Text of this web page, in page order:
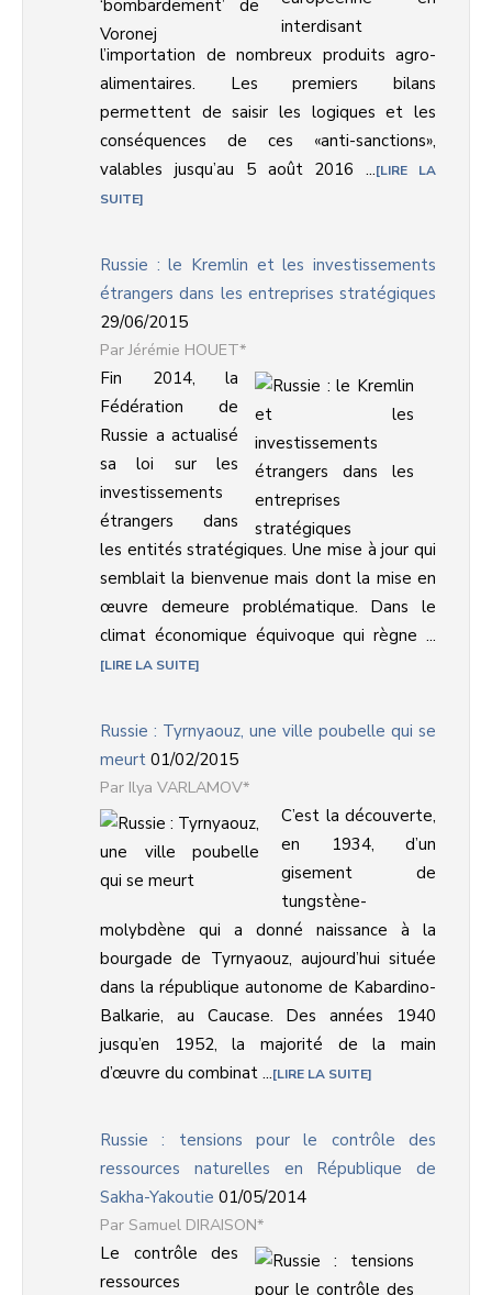
interdisant
l’importation de nombreux produits agro-
alimentaires. Les premiers bilans
permettent de saisir les logiques et les
conséquences de ces «anti-sanctions»,
valables jusqu’au 5 août 2016 ... LIRE LA
SUITE
Russie : le Kremlin et les investissements
étrangers dans les entreprises stratégiques
29/06/2015
Jérémie HOUET*
Fin 2014, la
Fédération de
Russie a actualisé
sa loi sur les
investissements
étrangers dans
les entités stratégiques. Une mise à jour qui
semblait la bienvenue mais dont la mise en
œuvre demeure problématique. Dans le
climat économique équivoque qui règne ...
LIRE LA SUITE
Russie : Tyrnyaouz, une ville poubelle qui se
meurt 01/02/2015
Ilya VARLAMOV*
C’est la découverte,
en 1934, d’un
gisement de
tungstène-
molybdène qui a donné naissance à la
bourgade de Tyrnyaouz, aujourd’hui située
dans la république autonome de Kabardino-
Balkarie, au Caucase. Des années 1940
jusqu’en 1952, la majorité de la main
d’œuvre du combinat ... LIRE LA SUITE
Russie : tensions pour le contrôle des
ressources naturelles en République de
Sakha-Yakoutie 01/05/2014
Samuel DIRAISON*
Le contrôle des
ressources